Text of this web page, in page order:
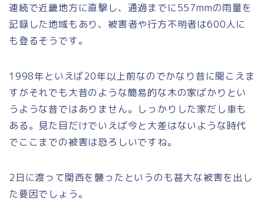
連続で近畿地方に直撃し、通過までに557mmの雨量を
記録した地域もあり、被害者や行方不明者は600人に
も登るそうです。
1998年といえば20年以上前なのでかなり昔に聞こえま
すがそれでも大昔のような簡易的な木の家ばかりとい
うような昔ではありません。しっかりした家だし車も
ある。見た目だけでいえば今と大差はないような時代
でここまでの被害は恐ろしいですね。
2日に渡って関西を襲ったというのも甚大な被害を出し
た要因でしょう。